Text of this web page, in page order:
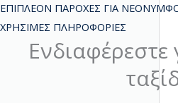
ΕΠΙΠΛΕΟΝ ΠΑΡΟΧΕΣ ΓΙΑ
ΧΡΗΣΙΜΕΣ ΠΛΗΡΟΦΟΡΙΕΣ
Ενδιαφέρεστε